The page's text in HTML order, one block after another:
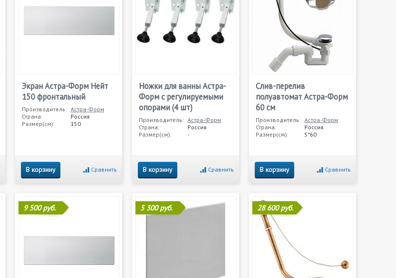
Экран Астра-Форм Нейт
150 фронтальный
Производитель: Астра-Форм
Страна:
Россия
Размер(см):
150
В корзину Сравнить
Ножки для ванны Астра-
Форм с регулируемыми
опорами (4 шт)
Производитель: Астра-Форм
Страна:
Россия
Размер(см):
-
В корзину Сравнить
Слив-перелив
полуавтомат Астра-Форм
60 см
Производитель: Астра-Форм
Страна:
Россия
Размер(см):
5*60
В корзину Сравнить
9 500 руб. 5 300 руб. 28 600 руб.